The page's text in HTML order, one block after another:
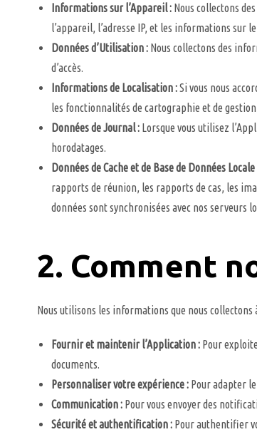
Informations sur l’Appareil : Nous collectons
l’appareil, l’adresse IP, et les informations sur
Données d’Utilisation : Nous collectons des
d’accès.
Informations de Localisation :Si vous nous
les fonctionnalités de cartographie et de gestion
Données de Journal : Lorsque vous utilisez
horodatages.
Données de Cache et de Base de Données Locale
rapports de réunion, les rapports de cas, les
données sont synchronisées avec nos serveurs
2. Comment
Nous utilisons les informations que nous
Fournir et maintenir l’Application : Pour
documents.
Personnaliser votre expérience : Pour adapter
Communication : Pour vous envoyer des
Sécurité et authentification : Pour authentifier